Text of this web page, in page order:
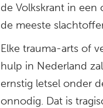
de Volkskrant in
de meeste
Elke trauma-arts of
hulp in Nederland
ernstig letsel onder
onnodig. Dat is